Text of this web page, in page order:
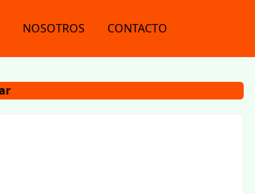
NOSOTROS CONTACTO